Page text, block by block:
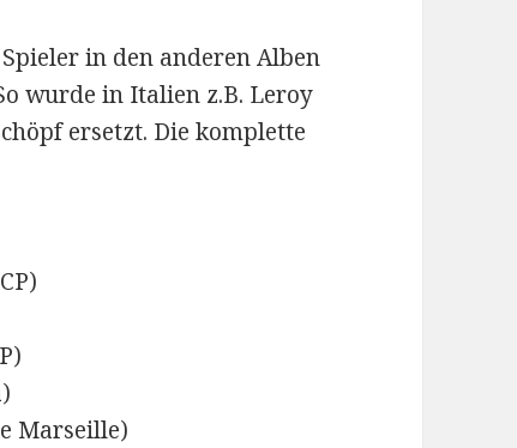
in den anderen Alben
wurde in Italien z.B. Leroy
ersetzt. Die komplette
Marseille)